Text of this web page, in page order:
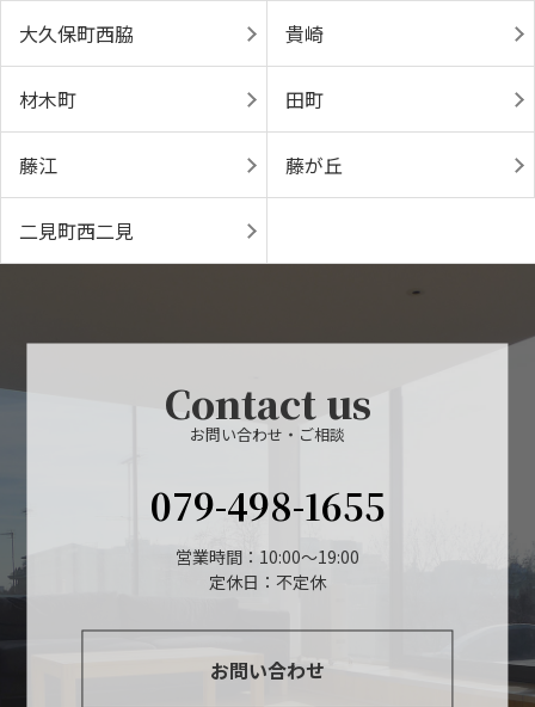
大久保町西脇 貴崎
材木町 田町
藤江 藤が丘
二見町西二見
Contact us
お問い合わせ・ご相談
079-498-1655
営業時間：10:00～19:00
定休日：不定休
お問い合わせ